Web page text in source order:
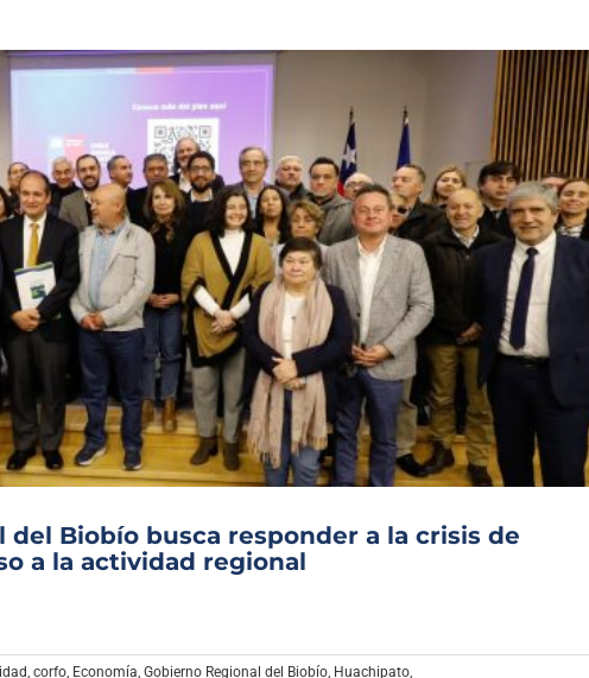
Biobío busca responder a la crisis de
a la actividad regional
, corfo, Economía, Gobierno Regional del Biobío, Huachipato,